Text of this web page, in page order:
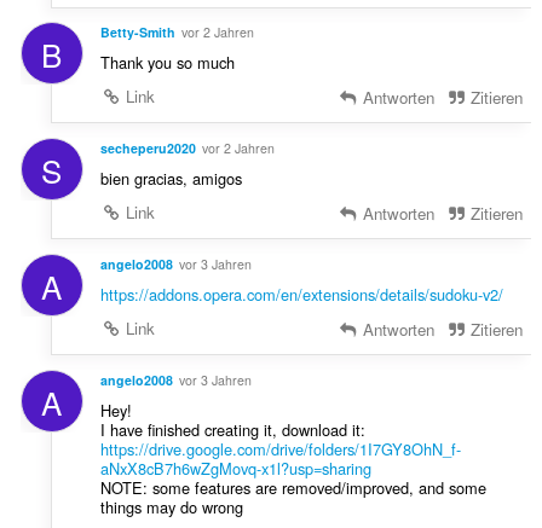
B Betty-Smith vor 2 Jahren
Thank you so much
Link
Antworten Zitieren
S secheperu2020 vor 2 Jahren
bien gracias, amigos
Link
Antworten Zitieren
A angelo2008 vor 3 Jahren
https://addons.opera.com/en/extensions/details/sudoku-v2/
Link
Antworten Zitieren
A angelo2008 vor 3 Jahren
Hey!
I have finished creating it, download it:
https://drive.google.com/drive/folders/1I7GY8OhN_f-
aNxX8cB7h6wZgMovq-x1l?usp=sharing
NOTE: some features are removed/improved, and some
things may do wrong